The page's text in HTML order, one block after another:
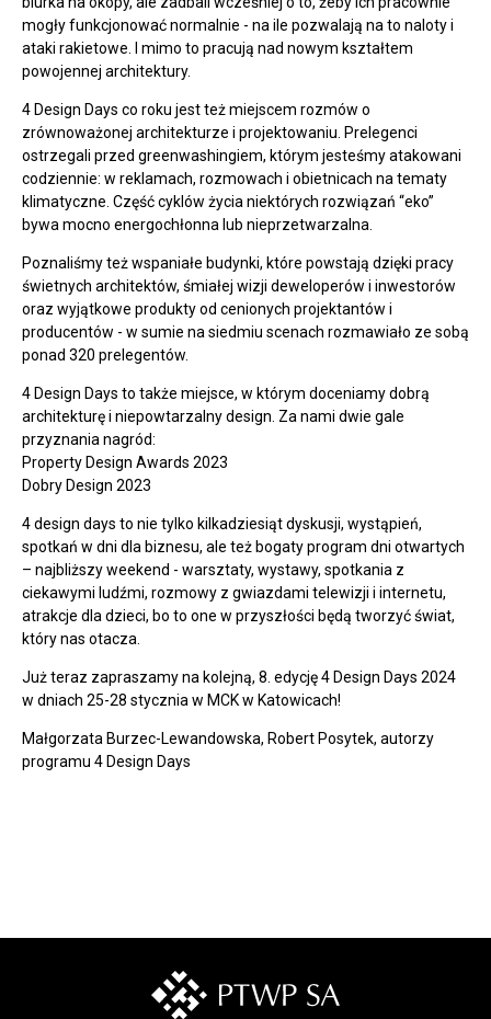
mogły funkcjonować normalnie - na ile pozwalają na to naloty i
ataki rakietowe. I mimo to pracują nad nowym kształtem
powojennej architektury.
4 Design Days co roku jest też miejscem rozmów o
zrównoważonej architekturze i projektowaniu. Prelegenci
ostrzegali przed greenwashingiem, którym jesteśmy atakowani
codziennie: w reklamach, rozmowach i obietnicach na tematy
klimatyczne. Część cyklów życia niektórych rozwiązań “eko”
bywa mocno energochłonna lub nieprzetwarzalna.
Poznaliśmy też wspaniałe budynki, które powstają dzięki pracy
świetnych architektów, śmiałej wizji deweloperów i inwestorów
oraz wyjątkowe produkty od cenionych projektantów i
producentów - w sumie na siedmiu scenach rozmawiało ze sobą
ponad 320 prelegentów.
4 Design Days to także miejsce, w którym doceniamy dobrą
architekturę i niepowtarzalny design. Za nami dwie gale
przyznania nagród:
Property Design Awards 2023
Dobry Design 2023
4 design days to nie tylko kilkadziesiąt dyskusji, wystąpień,
spotkań w dni dla biznesu, ale też bogaty program dni otwartych
– najbliższy weekend - warsztaty, wystawy, spotkania z
ciekawymi ludźmi, rozmowy z gwiazdami telewizji i internetu,
atrakcje dla dzieci, bo to one w przyszłości będą tworzyć świat,
który nas otacza.
Już teraz zapraszamy na kolejną, 8. edycję 4 Design Days 2024
w dniach 25-28 stycznia w MCK w Katowicach!
Małgorzata Burzec-Lewandowska, Robert Posytek, autorzy
programu 4 Design Days